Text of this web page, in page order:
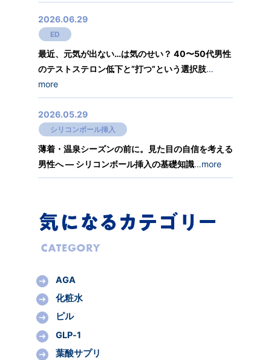
2026.06.29
ED
最近、元気が出ない…は気のせい？ 40〜50代男性
のテストステロン低下と”打つ”という選択肢…
more
2026.05.29
シリコンボール挿入
薄着・温泉シーズンの前に。見た目の自信を考える
男性へ ― シリコンボール挿入の基礎知識…more
AGA
化粧水
ピル
GLP-1
葉酸サプリ